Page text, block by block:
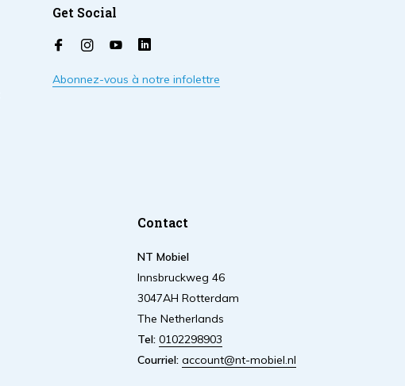
Get Social
Abonnez-vous à notre infolettre
Contact
NT Mobiel
Innsbruckweg 46
3047AH Rotterdam
The Netherlands
Tel: 0102298903
Courriel: account@nt-mobiel.nl